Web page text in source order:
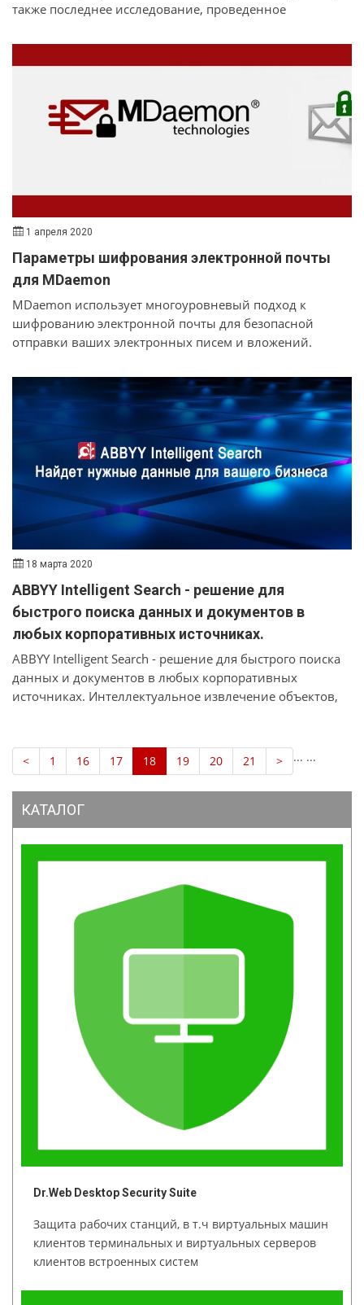
также последнее исследование, проведенное
персонала предпочитает удаленную работу.
1 апреля 2020
Параметры шифрования электронной почты
для MDaemon
MDaemon использует многоуровневый подход к
шифрованию электронной почты для безопасной
отправки ваших электронных писем и вложений.
18 марта 2020
ABBYY Intelligent Search - решение для
быстрого поиска данных и документов в
любых корпоративных источниках.
ABBYY Intelligent Search - решение для быстрого поиска
данных и документов в любых корпоративных
источниках. Интеллектуальное извлечение объектов,
документы по смыслу. Решение автоматически создаст
полнотекстовый индекс данных из информационных
систем компании, что даст возможность сотрудникам
быстро приступить к работе. Одновременно с этим
ABBYY Intelligent Search в фоновом режиме дополнит
индекс информацией, необходимой для поиска по
смыслу слов.
< 1 ...
16 17 18 19 20 ...
21 >
КАТАЛОГ
Dr.Web Desktop Security Suite
Защита рабочих станций, в т.ч виртуальных машин
клиентов терминальных и виртуальных серверов
клиентов встроенных систем